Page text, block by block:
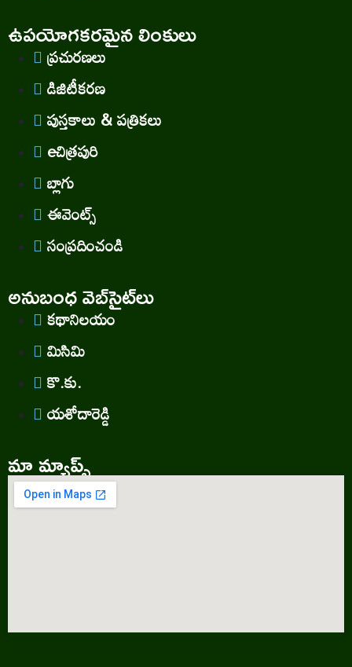
ఉపయోగకరమైన లింకులు
ప్రచురణలు
డిజిటీకరణ
పుస్తకాలు & పత్రికలు
eచిత్రపురి
బ్లాగు
ఈవెంట్స్
సంప్రదించండి
అనుబంధ వెబ్‌సైట్‌లు
కథానిలయం
మిసిమి
కొ.కు.
యశోదారెడ్డి
మా మ్యాప్స్